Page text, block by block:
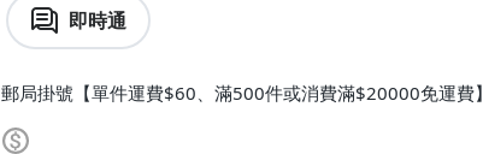
即時通
郵局掛號【單件運費$60、滿500件或消費滿$20000免運費】